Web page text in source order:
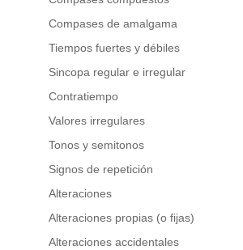
Compases de amalgama
Tiempos fuertes y débiles
Sincopa regular e irregular
Contratiempo
Valores irregulares
Tonos y semitonos
Signos de repetición
Alteraciones
Alteraciones propias (o fijas)
Alteraciones accidentales